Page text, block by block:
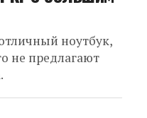
ноутбук,
не предлагают